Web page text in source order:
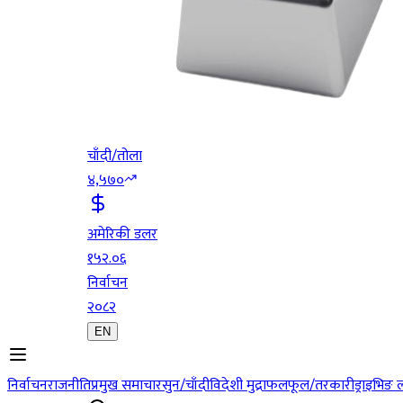
चाँदी/तोला
४,५७०
अमेरिकी डलर
१५२.०६
निर्वाचन
२०८२
EN
निर्वाचनराजनीतिप्रमुख समाचारसुन/चाँदीविदेशी मुद्राफलफूल/तरकारी